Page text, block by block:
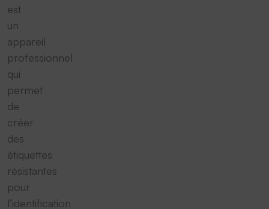
est
un
appareil
professionnel
qui
permet
de
créer
des
étiquettes
résistantes
pour
l’identification